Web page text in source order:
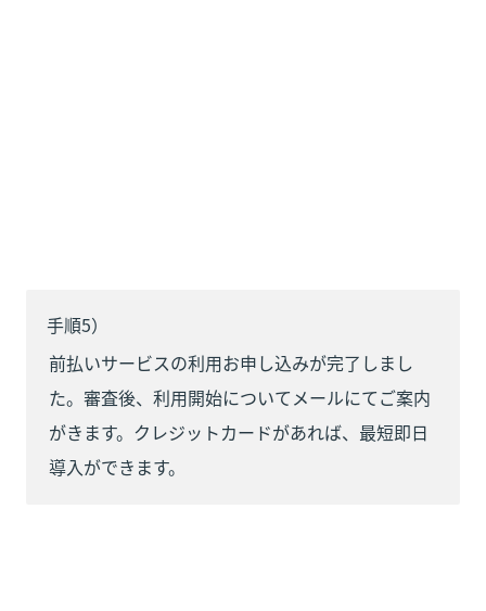
手順5）
前払いサービスの利用お申し込みが完了しまし
た。審査後、利用開始についてメールにてご案内
がきます。クレジットカードがあれば、最短即日
導入ができます。